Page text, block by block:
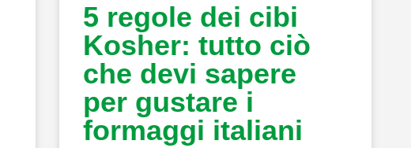
5 regole dei cibi
Kosher: tutto ciò
che devi sapere
per gustare i
formaggi italiani